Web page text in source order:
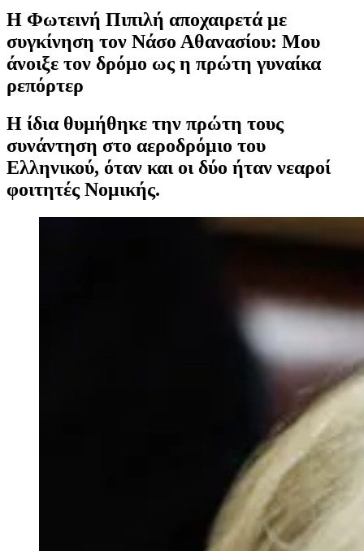
Η Φωτεινή Πιπιλή αποχαιρετά με
συγκίνηση τον Νάσο Αθανασίου: Μου
άνοιξε τον δρόμο ως η πρώτη γυναίκα
ρεπόρτερ
Η ίδια θυμήθηκε την πρώτη τους
συνάντηση στο αεροδρόμιο του
Ελληνικού, όταν και οι δύο ήταν νεαροί
φοιτητές Νομικής.